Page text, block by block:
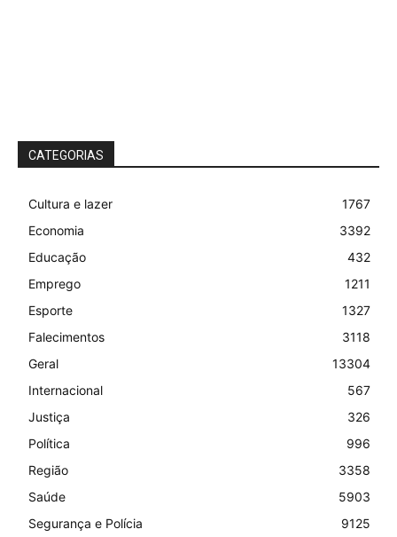
CATEGORIAS
Cultura e lazer
1767
Economia
3392
Educação
432
Emprego
1211
Esporte
1327
Falecimentos
3118
Geral
13304
Internacional
567
Justiça
326
Política
996
Região
3358
Saúde
5903
Segurança e Polícia
9125